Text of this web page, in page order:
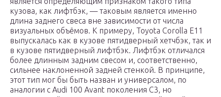
кузова, как лифтбэк, — таковым является именно
длина заднего свеса вне зависимости от числа
визуальных объёмов. К примеру, Toyota Corolla E11
выпускалась как в кузове пятидверный хетчбэк, так и
в кузове пятидверный лифтбэк. Лифтбэк отличался
более длинным задним свесом и, соответственно,
сильнее наклоненной задней стенкой. В принципе,
этот тип мог бы быть назван и универсалом, по
аналогии с Audi 100 Avant поколения C3, но